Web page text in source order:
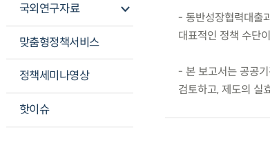
국외연구자료
맞춤형정책서비스
정책세미나영상
핫이슈
- 동반성장협력대출
대표적인 정책 수단
- 본 보고서는 공공
검토하고, 제도의 실